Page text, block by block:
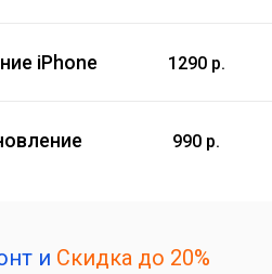
iPhone 1290 р.
990 р.
и Скидка до 20%